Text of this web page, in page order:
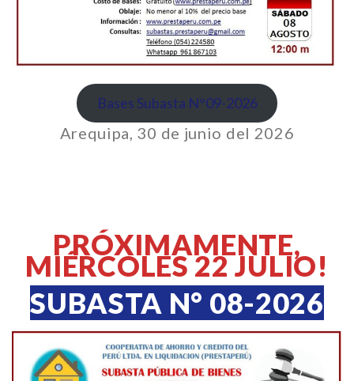
Bases Subasta N°09-2026
Arequipa, 30 de junio del 2026
PRÓXIMAMENTE,
MIÉRCOLES 22 JULIO!
SUBASTA N° 08-2026